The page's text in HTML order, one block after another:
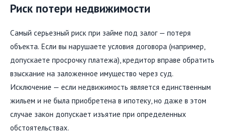
Риск потери недвижимости
Самый серьезный риск при займе под залог — потеря
объекта. Если вы нарушаете условия договора (например,
допускаете просрочку платежа), кредитор вправе обратить
взыскание на заложенное имущество через суд.
Исключение — если недвижимость является единственным
жильем и не была приобретена в ипотеку, но даже в этом
случае закон допускает изъятие при определенных
обстоятельствах.